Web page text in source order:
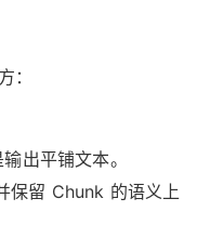
：
出平铺文本。
保留 Chunk 的语义上